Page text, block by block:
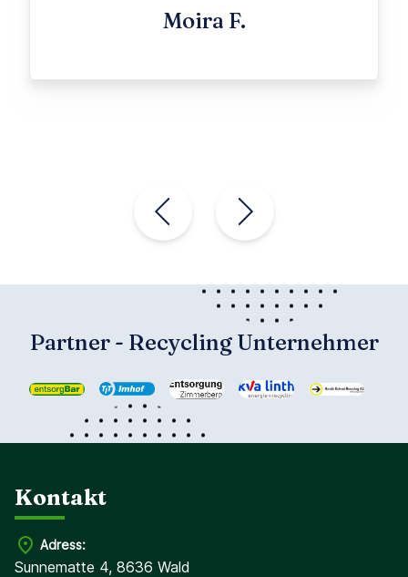
Moira F.
Partner - Recycling Unternehmer
Kontakt
Adress:
Sunnematte 4, 8636 Wald